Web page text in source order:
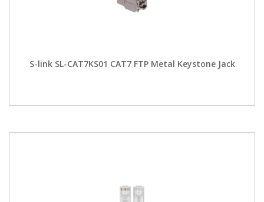
S-link SL-CAT7KS01 CAT7 FTP Metal Keystone Jack